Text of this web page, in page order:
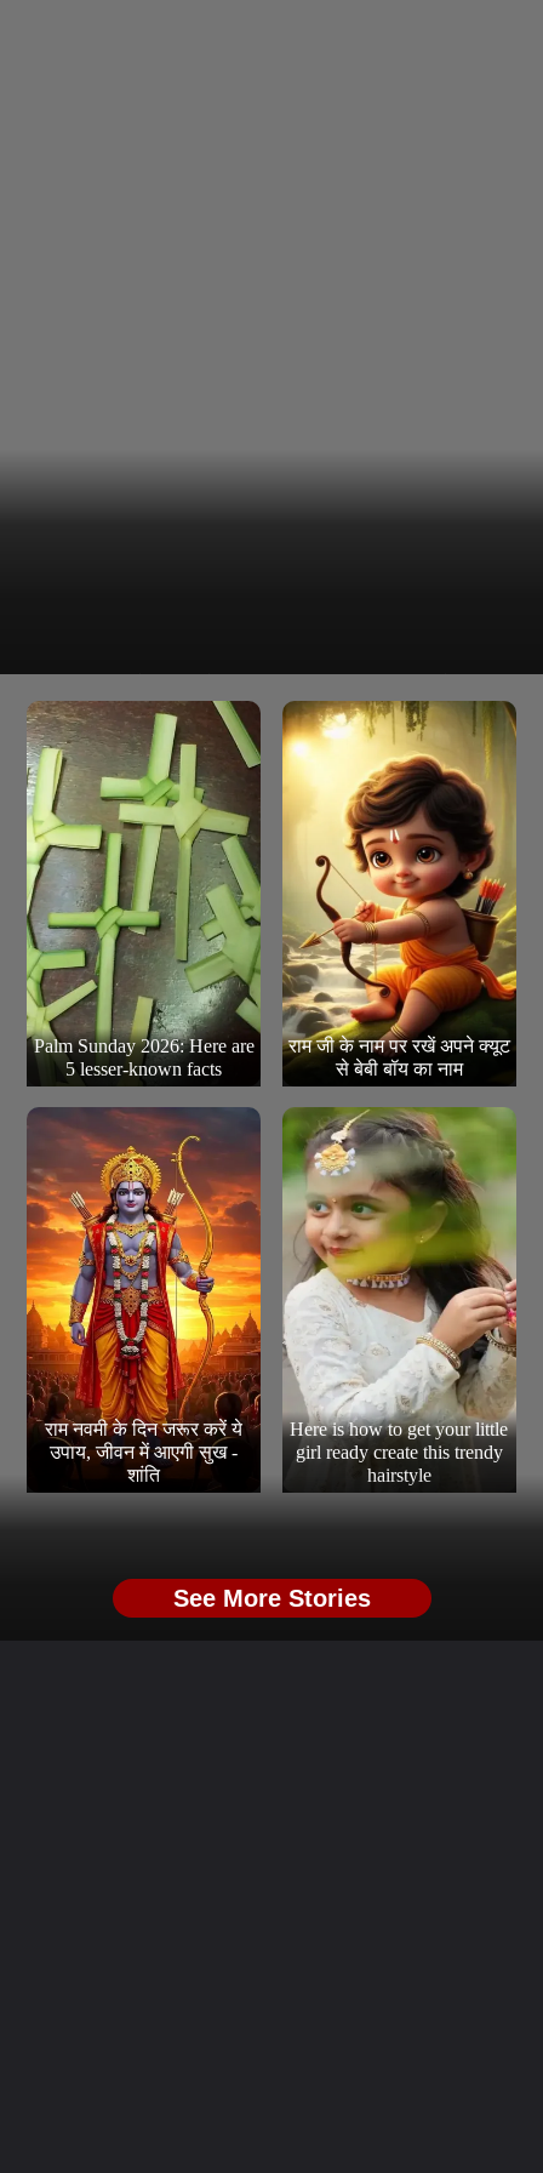
कठिनाइयों से मुक्ति मिलती है
Palm Sunday 2026: Here are
5 lesser-known facts
​राम जी के नाम पर रखें अपने क्यूट
से बेबी बॉय का नाम
राम नवमी के दिन जरूर करें ये
उपाय, जीवन में आएगी सुख -
शांति
Here is how to get your little
girl ready create this trendy
hairstyle
See More Stories